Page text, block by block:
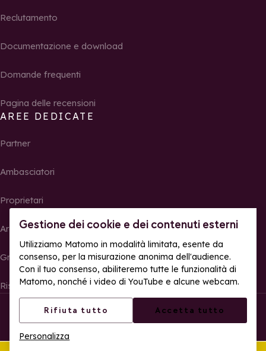
Gestione dei cookie e dei contenuti esterni
Utilizziamo Matomo in modalità limitata, esente da
consenso, per la misurazione anonima dell'audience.
Con il tuo consenso, abiliteremo tutte le funzionalità di
Matomo, nonché i video di YouTube e alcune webcam.
Rifiuta tutto Accetta tutto
Personalizza
Reclutamento
Documentazione e download
Domande frequenti
Pagina delle recensioni
AREE DEDICATE
Partner
Ambasciatori
Proprietari
Area Stampa
Gruppi, seminari e tour operator
Risultati e foto delle gare
© La Rosière – Tutti i diritti riservati
Accessibilità web: parzialmente conforme